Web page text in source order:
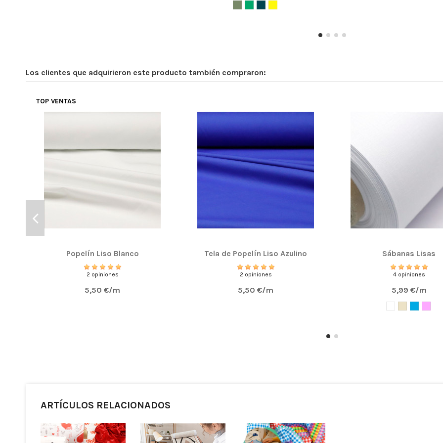
Los clientes que adquirieron este producto también compraron:
TOP VENTAS
Popelín Liso Blanco
2 opiniones
5,50 €/m
Tela de Popelín Liso Azulino
2 opiniones
5,50 €/m
Sábanas Lisas
4 opiniones
5,99 €/m
ARTÍCULOS RELACIONADOS